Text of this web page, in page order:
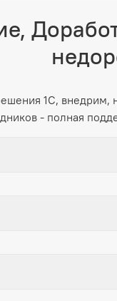
1С, внедрим,
- полная